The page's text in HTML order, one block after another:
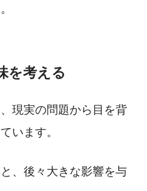
を考える
現実の問題から目を背
います。
、後々大きな影響を与